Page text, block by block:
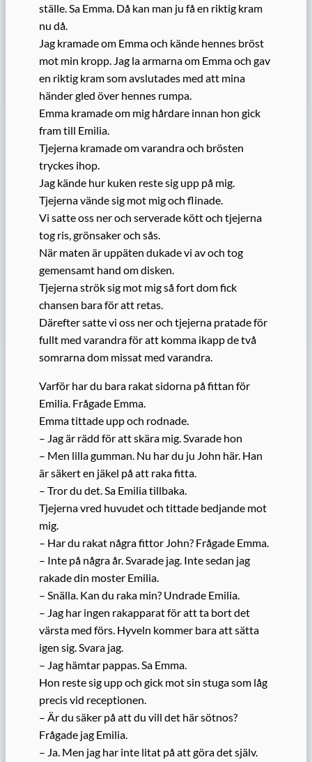
ställe. Sa Emma. Då kan man ju få en riktig kram
nu då.
Jag kramade om Emma och kände hennes bröst
mot min kropp. Jag la armarna om Emma och gav
en riktig kram som avslutades med att mina
händer gled över hennes rumpa.
Emma kramade om mig hårdare innan hon gick
fram till Emilia.
Tjejerna kramade om varandra och brösten
tryckes ihop.
Jag kände hur kuken reste sig upp på mig.
Tjejerna vände sig mot mig och flinade.
Vi satte oss ner och serverade kött och tjejerna
tog ris, grönsaker och sås.
När maten är uppäten dukade vi av och tog
gemensamt hand om disken.
Tjejerna strök sig mot mig så fort dom fick
chansen bara för att retas.
Därefter satte vi oss ner och tjejerna pratade för
fullt med varandra för att komma ikapp de två
somrarna dom missat med varandra.
Varför har du bara rakat sidorna på fittan för
Emilia. Frågade Emma.
Emma tittade upp och rodnade.
– Jag är rädd för att skära mig. Svarade hon
– Men lilla gumman. Nu har du ju John här. Han
är säkert en jäkel på att raka fitta.
– Tror du det. Sa Emilia tillbaka.
Tjejerna vred huvudet och tittade bedjande mot
mig.
– Har du rakat några fittor John? Frågade Emma.
– Inte på några år. Svarade jag. Inte sedan jag
rakade din moster Emilia.
– Snälla. Kan du raka min? Undrade Emilia.
– Jag har ingen rakapparat för att ta bort det
värsta med förs. Hyveln kommer bara att sätta
igen sig. Svara jag.
– Jag hämtar pappas. Sa Emma.
Hon reste sig upp och gick mot sin stuga som låg
precis vid receptionen.
– Är du säker på att du vill det här sötnos?
Frågade jag Emilia.
– Ja. Men jag har inte litat på att göra det själv.